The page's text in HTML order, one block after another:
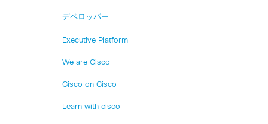
デベロッパー
Executive Platform
We are Cisco
Cisco on Cisco
Learn with cisco